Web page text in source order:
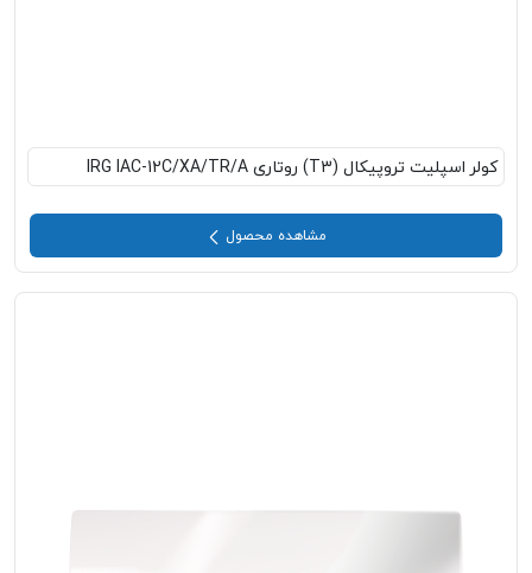
کولر اسپلیت تروپیکال (T3) روتاری IRG IAC-12C/XA/TR/A
مشاهده محصول